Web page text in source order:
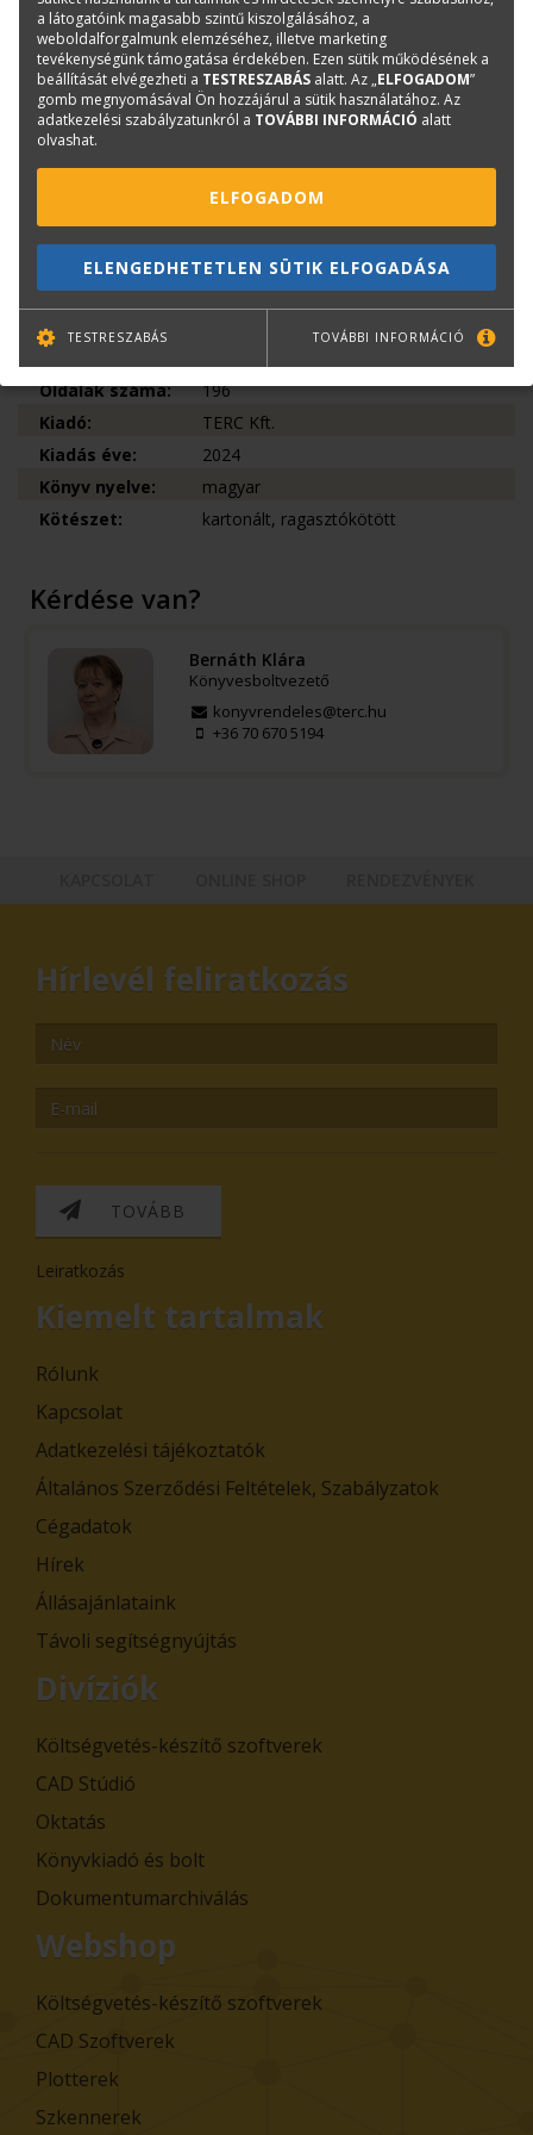
felkészülő szakmérnökhallgatók, szakértőjelöltek. Persze ebbe
a körbe tartozónak valljuk mindazokat, akik megbíznak,
kirendelnek szakértőt, illetve felhasználják a szakvéleményeket,
valamint azok eredményeit.
Könyvinfó
Saját kiadású könyvek
Építéstechnika, épületszerkezetek
Építőipar
Újdonság
ISBN:
978 615 6744 04 3
Oldalak száma:
196
Kiadó:
TERC Kft.
Kiadás éve:
2024
Könyv nyelve:
magyar
Kötészet:
kartonált, ragasztókötött
Kérdése van?
Bernáth Klára
Könyvesboltvezető
konyvrendeles@terc.hu
+36 70 670 5194
Hírlevél feliratkozás
TOVÁBB
Leiratkozás
Kiemelt tartalmak
Rólunk
Kapcsolat
Adatkezelési tájékoztatók
Általános Szerződési Feltételek, Szabályzatok
Cégadatok
Hírek
Állásajánlataink
Távoli segítségnyújtás
Divíziók
Költségvetés-készítő szoftverek
CAD Stúdió
Oktatás
Könyvkiadó és bolt
Dokumentumarchiválás
Webshop
Költségvetés-készítő szoftverek
CAD Szoftverek
Plotterek
Szkennerek
a látogatóink magasabb szintű kiszolgálásához, a
weboldalforgalmunk elemzéséhez, illetve marketing
tevékenységünk támogatása érdekében. Ezen sütik működésének a
beállítását elvégezheti a TESTRESZABÁS alatt. Az „ELFOGADOM”
gomb megnyomásával Ön hozzájárul a sütik használatához. Az
adatkezelési szabályzatunkról a TOVÁBBI INFORMÁCIÓ alatt
olvashat.
ELFOGADOM
ELENGEDHETETLEN SÜTIK ELFOGADÁSA
TESTRESZABÁS TOVÁBBI INFORMÁCIÓ